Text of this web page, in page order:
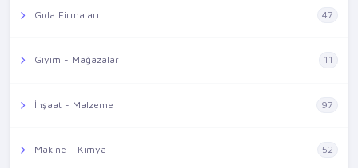
Gıda Firmaları 47
Giyim - Mağazalar 11
İnşaat - Malzeme 97
Makine - Kimya 52